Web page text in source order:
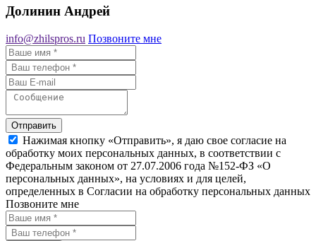
Долинин Андрей
info@zhilspros.ru Позвоните мне
Отправить
Нажимая кнопку «Отправить», я даю свое согласие на
обработку моих персональных данных, в соответствии с
Федеральным законом от 27.07.2006 года №152-ФЗ «О
персональных данных», на условиях и для целей,
определенных в Согласии на обработку персональных данных
Позвоните мне